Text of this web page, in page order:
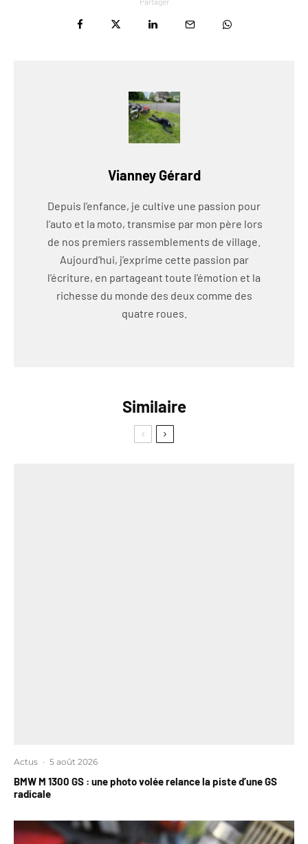
Vianney Gérard
Depuis l’enfance, je cultive une passion pour
l’auto et la moto, transmise par mon père lors
de nos premiers rassemblements de village.
Aujourd’hui, j’exprime cette passion par
l’écriture, en partageant toute l’émotion et la
richesse du monde des deux comme des
quatre roues.
Similaire
Actus · 5 août 2026
BMW M 1300 GS : une photo volée relance la piste d’une GS
radicale